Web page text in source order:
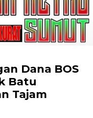
Dana BOS
Batu
Tajam